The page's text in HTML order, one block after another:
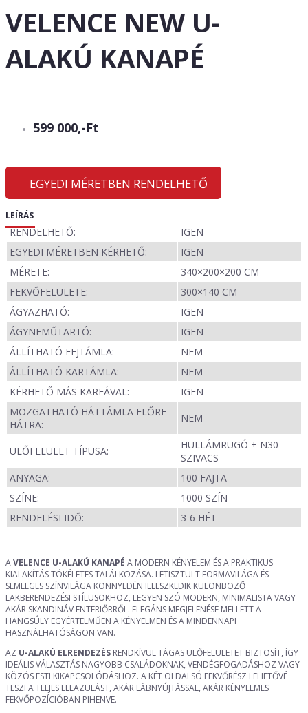
VELENCE NEW U-
ALAKÚ KANAPÉ
599 000,-Ft
EGYEDI MÉRETBEN RENDELHETŐ
LEÍRÁS
RENDELHETŐ:
IGEN
EGYEDI MÉRETBEN KÉRHETŐ:
IGEN
MÉRETE:
340×200×200 CM
FEKVŐFELÜLETE:
300×140 CM
ÁGYAZHATÓ:
IGEN
ÁGYNEMŰTARTÓ:
IGEN
ÁLLÍTHATÓ FEJTÁMLA:
NEM
ÁLLÍTHATÓ KARTÁMLA:
NEM
KÉRHETŐ MÁS KARFÁVAL:
IGEN
MOZGATHATÓ HÁTTÁMLA ELŐRE
HÁTRA:
NEM
ÜLŐFELÜLET TÍPUSA:
HULLÁMRUGÓ + N30
SZIVACS
ANYAGA:
100 FAJTA
SZÍNE:
1000 SZÍN
RENDELÉSI IDŐ:
3-6 HÉT
AVELENCE U-ALAKÚ KANAPÉ A MODERN KÉNYELEM ÉS A PRAKTIKUS
KIALAKÍTÁS TÖKÉLETES TALÁLKOZÁSA. LETISZTULT FORMAVILÁGA ÉS
SEMLEGES SZÍNVILÁGA KÖNNYEDÉN ILLESZKEDIK KÜLÖNBÖZŐ
LAKBERENDEZÉSI STÍLUSOKHOZ, LEGYEN SZÓ MODERN, MINIMALISTA VAGY
AKÁR SKANDINÁV ENTERIŐRRŐL. ELEGÁNS MEGJELENÉSE MELLETT A
HANGSÚLY EGYÉRTELMŰEN A KÉNYELMEN ÉS A MINDENNAPI
HASZNÁLHATÓSÁGON VAN.
AZ U-ALAKÚ ELRENDEZÉS RENDKÍVÜL TÁGAS ÜLŐFELÜLETET BIZTOSÍT, ÍGY
IDEÁLIS VÁLASZTÁS NAGYOBB CSALÁDOKNAK, VENDÉGFOGADÁSHOZ VAGY
KÖZÖS ESTI KIKAPCSOLÓDÁSHOZ. A KÉT OLDALSÓ FEKVŐRÉSZ LEHETŐVÉ
TESZI A TELJES ELLAZULÁST, AKÁR LÁBNYÚJTÁSSAL, AKÁR KÉNYELMES
FEKVŐPOZÍCIÓBAN PIHENVE.